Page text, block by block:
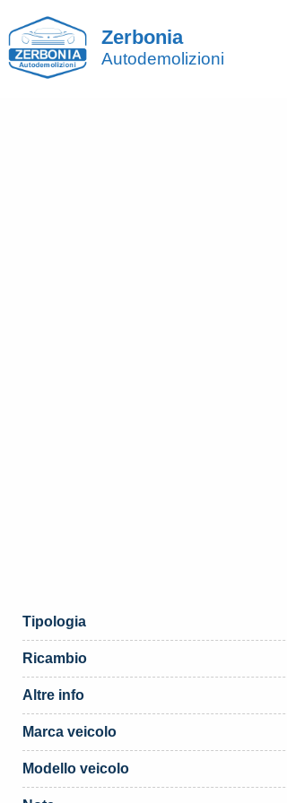
Zerbonia
Autodemolizioni
Tipologia
Ricambio
Altre info
Marca veicolo
Modello veicolo